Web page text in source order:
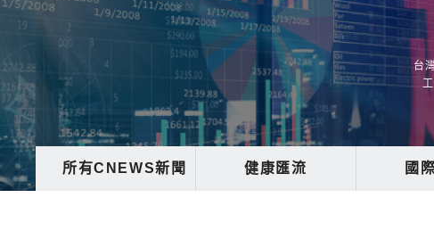
台
所有CNEWS新聞 健康匯流 國